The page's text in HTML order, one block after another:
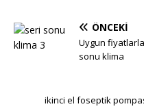
ÖNCEKI
Uygun
sonu klima
ikinci el foseptik